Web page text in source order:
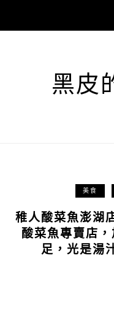
黑皮
美食
稚人酸菜魚澎湖
酸菜魚專賣店
足，光是湯